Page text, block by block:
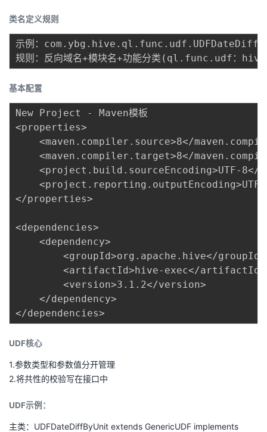
的
博
客
我
的
论
坛
我
的
圈
我
的
我
动
关
注
学
堂
我
的
我
证
实
验
的
收
持
我
的
技
持
我
的
建
议
类名定义规则
示例：
基本配置
New Project - Maven模板
<properties>
<maven.compiler.source>8</
<maven.compiler.target>8</
<project.build.sourceEncoding>UTF-8</
</properties>
<dependencies>
    <dependency>
        <groupId>org.apache.hive</groupId>
        <artifactId>hive-exec</artifactId>
        <version>3.1.2</version>
    </dependency>
UDF核心
1.参数类型和参数值分开管理
2.将共性的校验写在接口中
UDF示例：
主类：UDFDateDiffByUnit extends GenericUDF implements